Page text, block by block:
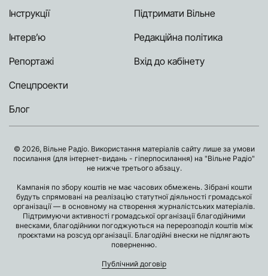
Інструкції
Інтерв’ю
Репортажі
Спецпроекти
Блог
Підтримати Вільне
Редакційна політика
Вхід до кабінету
© 2026, Вільне Радіо. Використання матеріалів сайту лише за умови
посилання (для інтернет-видань - гіперпосилання) на "Вільне Радіо"
не нижче третього абзацу.
Кампанія по збору коштів не має часових обмежень. Зібрані кошти
будуть спрямовані на реалізацію статутної діяльності громадської
організації — в основному на створення журналістських матеріалів.
Підтримуючи активності громадської організації благодійними
внесками, благодійники погоджуються на перерозподіл коштів між
проєктами на розсуд організації. Благодійні внески не підлягають
поверненню.
Публічний договір